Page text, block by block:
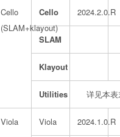
Cello
(SLAM+klayout)
Cello 2024.2.0.R
SLAM
Klayout
Utilities 详见本
Viola Viola 2024.1.0.R